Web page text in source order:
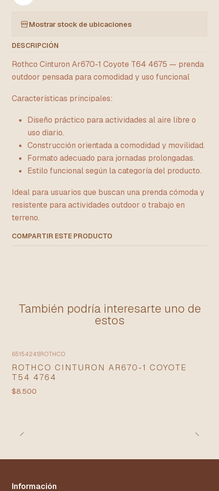
Mostrar stock de ubicaciones
DESCRIPCIÓN
Rothco Cinturon Ar670-1 Coyote T64 4675 — prenda
outdoor pensada para comodidad y uso funcional
Características principales:
Diseño práctico para actividades al aire libre o
uso diario.
Construcción orientada a comodidad y movilidad.
Formato adecuado para jornadas prolongadas.
Estilo funcional según la categoría del producto.
Ideal para usuarios que buscan una prenda cómoda y
resistente para actividades outdoor o trabajo en
terreno.
COMPARTIR ESTE PRODUCTO
También podría interesarte uno de
estos
65154241 ROTHCO
ROTHCO CINTURON AR670-1 COYOTE
T54 4764
$8.500
Información